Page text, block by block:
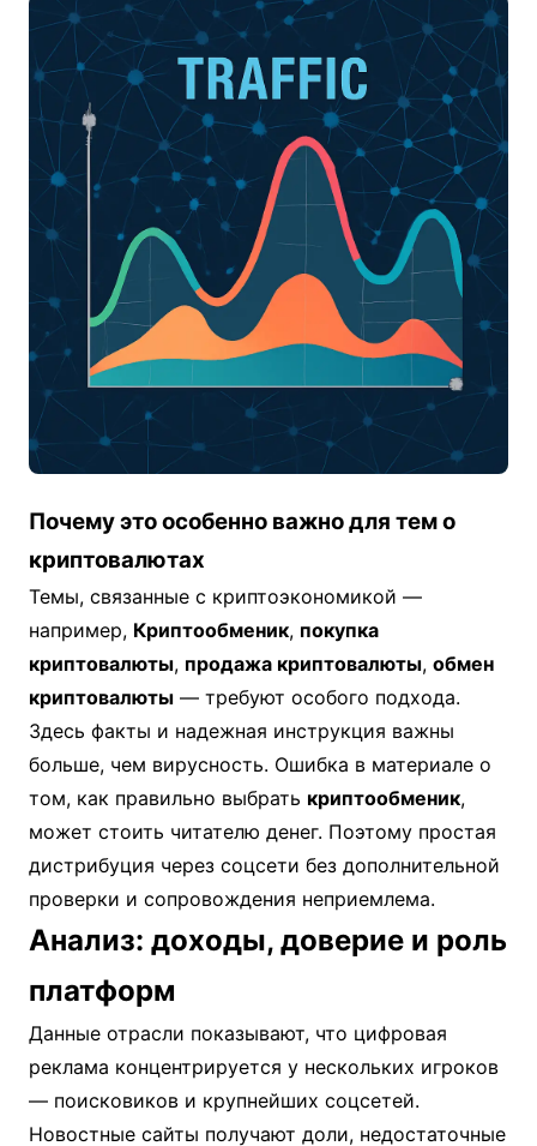
Почему это особенно важно для тем о
криптовалютах
Темы, связанные с криптоэкономикой —
например, Криптообменик, покупка
криптовалюты, продажа криптовалюты, обмен
криптовалюты — требуют особого подхода.
Здесь факты и надежная инструкция важны
больше, чем вирусность. Ошибка в материале о
том, как правильно выбрать криптообменик,
может стоить читателю денег. Поэтому простая
дистрибуция через соцсети без дополнительной
проверки и сопровождения неприемлема.
Анализ: доходы, доверие и роль
платформ
Данные отрасли показывают, что цифровая
реклама концентрируется у нескольких игроков
— поисковиков и крупнейших соцсетей.
Новостные сайты получают доли, недостаточные